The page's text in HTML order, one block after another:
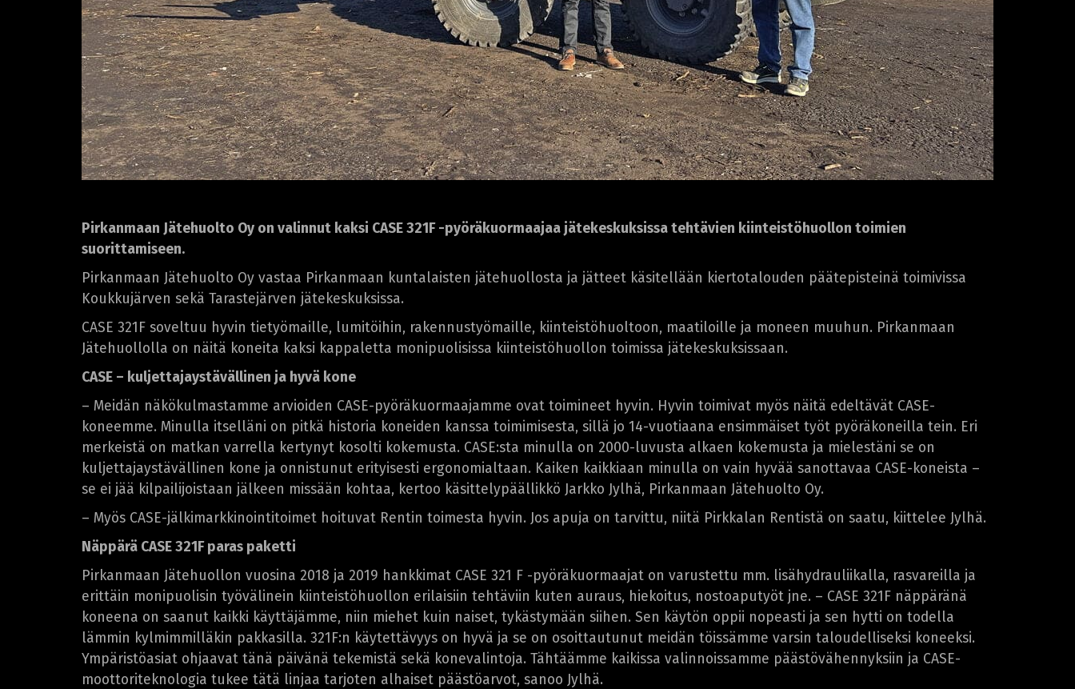
Pirkanmaan Jätehuolto Oy on valinnut kaksi CASE 321F -pyöräkuormaajaa jätekeskuksissa tehtävien kiinteistöhuollon toimien
suorittamiseen.
Pirkanmaan Jätehuolto Oy vastaa Pirkanmaan kuntalaisten jätehuollosta ja jätteet käsitellään kiertotalouden päätepisteinä toimivissa
Koukkujärven sekä Tarastejärven jätekeskuksissa.
CASE 321F soveltuu hyvin tietyömaille, lumitöihin, rakennustyömaille, kiinteistöhuoltoon, maatiloille ja moneen muuhun. Pirkanmaan
Jätehuollolla on näitä koneita kaksi kappaletta monipuolisissa kiinteistöhuollon toimissa jätekeskuksissaan.
CASE – kuljettajaystävällinen ja hyvä kone
– Meidän näkökulmastamme arvioiden CASE-pyöräkuormaajamme ovat toimineet hyvin. Hyvin toimivat myös näitä edeltävät CASE-
koneemme. Minulla itselläni on pitkä historia koneiden kanssa toimimisesta, sillä jo 14-vuotiaana ensimmäiset työt pyöräkoneilla tein. Eri
merkeistä on matkan varrella kertynyt kosolti kokemusta. CASE:sta minulla on 2000-luvusta alkaen kokemusta ja mielestäni se on
kuljettajaystävällinen kone ja onnistunut erityisesti ergonomialtaan. Kaiken kaikkiaan minulla on vain hyvää sanottavaa CASE-koneista –
se ei jää kilpailijoistaan jälkeen missään kohtaa, kertoo käsittelypäällikkö Jarkko Jylhä, Pirkanmaan Jätehuolto Oy.
– Myös CASE-jälkimarkkinointitoimet hoituvat Rentin toimesta hyvin. Jos apuja on tarvittu, niitä Pirkkalan Rentistä on saatu, kiittelee Jylhä.
Näppärä CASE 321F paras paketti
Pirkanmaan Jätehuollon vuosina 2018 ja 2019 hankkimat CASE 321 F -pyöräkuormaajat on varustettu mm. lisähydrauliikalla, rasvareilla ja
erittäin monipuolisin työvälinein kiinteistöhuollon erilaisiin tehtäviin kuten auraus, hiekoitus, nostoaputyöt jne. – CASE 321F näppäränä
koneena on saanut kaikki käyttäjämme, niin miehet kuin naiset, tykästymään siihen. Sen käytön oppii nopeasti ja sen hytti on todella
lämmin kylmimmilläkin pakkasilla. 321F:n käytettävyys on hyvä ja se on osoittautunut meidän töissämme varsin taloudelliseksi koneeksi.
Ympäristöasiat ohjaavat tänä päivänä tekemistä sekä konevalintoja. Tähtäämme kaikissa valinnoissamme päästövähennyksiin ja CASE-
moottoriteknologia tukee tätä linjaa tarjoten alhaiset päästöarvot, sanoo Jylhä.